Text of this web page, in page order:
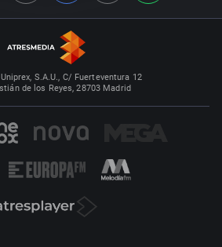
S.A.U., C/ Fuerteventura 12
de los Reyes, 28703 Madrid